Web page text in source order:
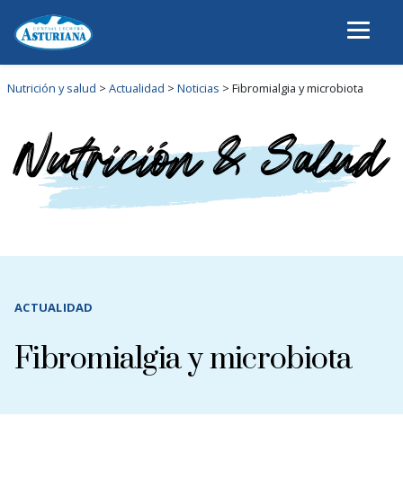
Nutrición y salud > Actualidad > Noticias > Fibromialgia y microbiota
ACTUALIDAD
Fibromialgia y microbiota